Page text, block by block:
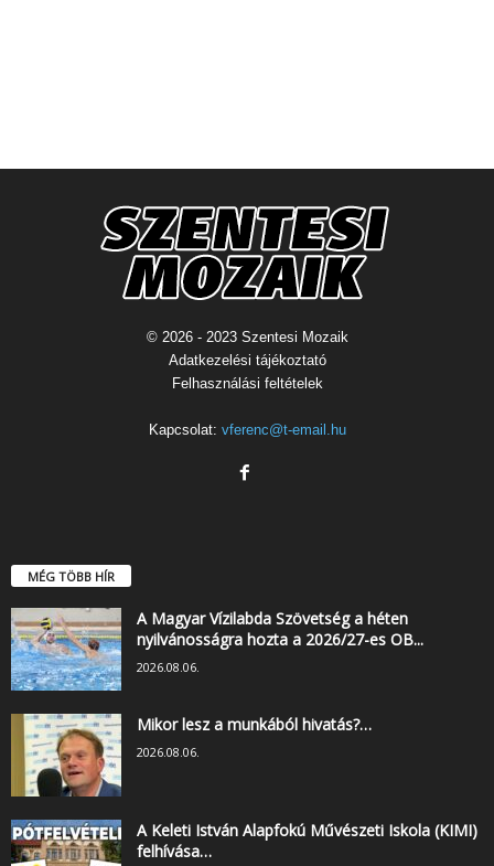
© 2026 - 2023 Szentesi Mozaik
Adatkezelési tájékoztató
Felhasználási feltételek
Kapcsolat: vferenc@t-email.hu
MÉG TÖBB HÍR
A Magyar Vízilabda Szövetség a héten
nyilvánosságra hozta a 2026/27-es OB...
2026.08.06.
Mikor lesz a munkából hivatás?…
2026.08.06.
A Keleti István Alapfokú Művészeti Iskola (KIMI)
felhívása…